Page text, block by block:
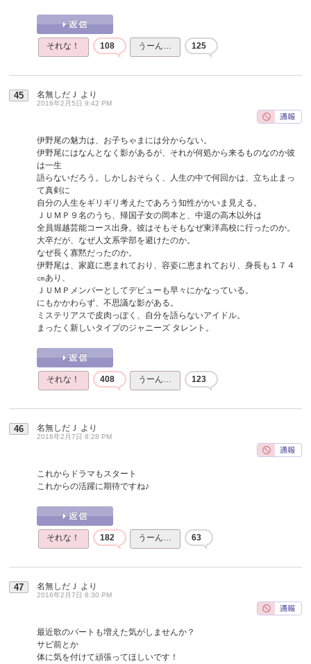
それな！ 108 うーん… 125
45 名無しだＪ より
2016年2月5日 9:42 PM
伊野尾の魅力は、お子ちゃまには分からない。
伊野尾にはなんとなく影があるが、それが何処から来るものなのか彼
は一生
語らないだろう。しかしおそらく、人生の中で何回かは、立ち止まっ
て真剣に
自分の人生をギリギリ考えたであろう知性がかいま見える。
ＪＵＭＰ９名のうち、帰国子女の岡本と、中退の高木以外は
全員堀越芸能コース出身。彼はそもそもなぜ東洋高校に行ったのか。
大卒だが、なぜ人文系学部を避けたのか。
なぜ長く寡黙だったのか。
伊野尾は、家庭に恵まれており、容姿に恵まれており、身長も１７４
㎝あり、
ＪＵＭＰメンバーとしてデビューも早々にかなっている。
にもかかわらず、不思議な影がある。
ミステリアスで皮肉っぽく、自分を語らないアイドル。
まったく新しいタイプのジャニーズ タレント。
それな！ 408 うーん… 123
46 名無しだＪ より
2016年2月7日 8:28 PM
これからドラマもスタート
これからの活躍に期待ですね♪
それな！ 182 うーん… 63
47 名無しだＪ より
2016年2月7日 8:30 PM
最近歌のパートも増えた気がしませんか？
サビ前とか
体に気を付けて頑張ってほしいです！